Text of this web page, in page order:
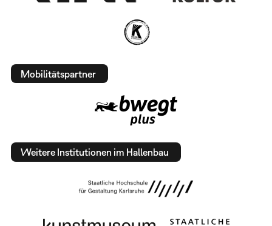
Mobilitätspartner
Weitere Institutionen im Hallenbau